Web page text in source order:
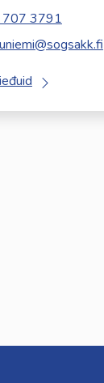
3791